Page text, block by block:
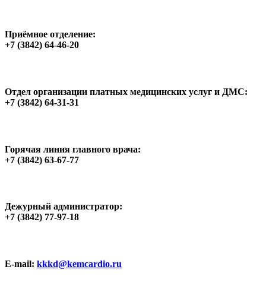
Приёмное отделение:
+7 (3842) 64-46-20
Отдел организации платных медицинских услуг и ДМС:
+7 (3842) 64-31-31
Горячая линия главного врача:
+7 (3842) 63-67-77
Дежурный администратор:
+7 (3842) 77-97-18
E-mail: kkkd@kemcardio.ru